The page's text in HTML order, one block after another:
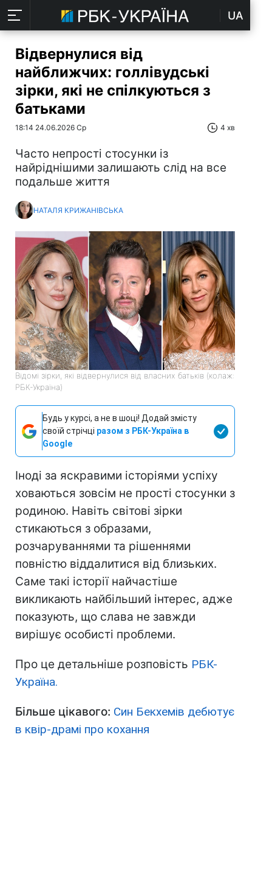
UA
Відвернулися від
найближчих: голлівудські
зірки, які не спілкуються з
батьками
18:14 24.06.2026 Ср 4 хв
Часто непрості стосунки із
найріднішими залишають слід на все
подальше життя
НАТАЛЯ КРИЖАНІВСЬКА
Відомі зірки, які відвернулися від власних батьків (колаж:
РБК-Україна)
Будь у курсі, а не в шоці! Додай змісту
своїй стрічці разом з РБК-Україна в
Google
Іноді за яскравими історіями успіху
ховаються зовсім не прості стосунки з
родиною. Навіть світові зірки
стикаються з образами,
розчаруваннями та рішеннями
повністю віддалитися від близьких.
Саме такі історії найчастіше
викликають найбільший інтерес, адже
показують, що слава не завжди
вирішує особисті проблеми.
Про це детальніше розповість РБК-
Україна.
Більше цікавого: Син Бекхемів дебютує
в квір-драмі про кохання